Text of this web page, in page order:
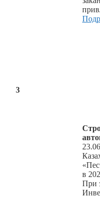
3
в
При